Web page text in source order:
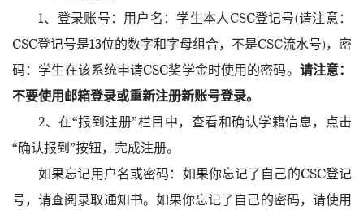
1、登录账号：用户名：学生本人CSC登记号(请注意：
CSC登记号是13位的数字和字母组合，不是CSC流水号)，密
码：学生在该系统申请CSC奖学金时使用的密码。 请注意：
不要使用邮箱登录或重新注册新账号登录。
2、在“报到注册”栏目中，查看和确认学籍信息，点击
“确认报到”按钮，完成注册。
如果忘记用户名或密码：如果你忘记了自己的CSC登记
号，请查阅录取通知书。如果你忘记了自己的密码，请使用